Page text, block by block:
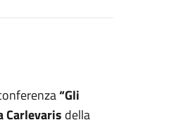
“Gli
Carlevaris della